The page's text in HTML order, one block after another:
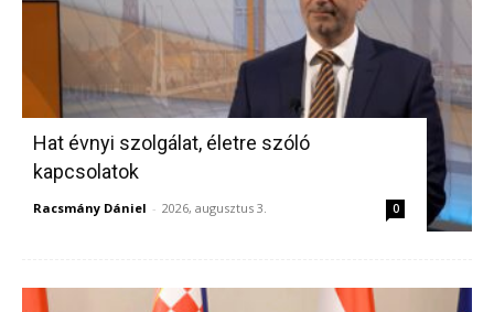
Hat évnyi szolgálat, életre szóló
kapcsolatok
Racsmány Dániel - 2026, augusztus 3. 0